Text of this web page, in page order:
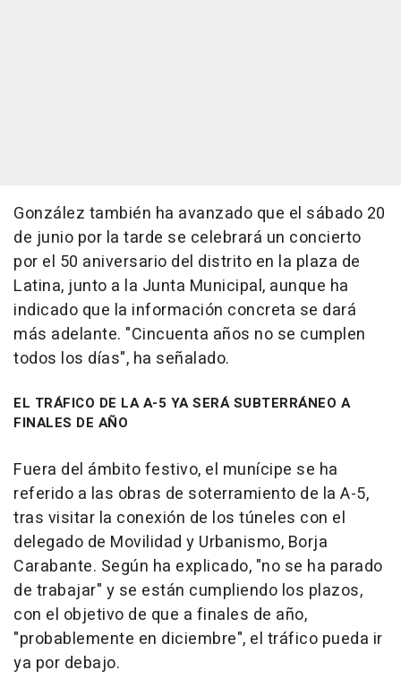
González también ha avanzado que el sábado 20
de junio por la tarde se celebrará un concierto
por el 50 aniversario del distrito en la plaza de
Latina, junto a la Junta Municipal, aunque ha
indicado que la información concreta se dará
más adelante. "Cincuenta años no se cumplen
todos los días", ha señalado.
EL TRÁFICO DE LA A-5 YA SERÁ SUBTERRÁNEO A
FINALES DE AÑO
Fuera del ámbito festivo, el munícipe se ha
referido a las obras de soterramiento de la A-5,
tras visitar la conexión de los túneles con el
delegado de Movilidad y Urbanismo, Borja
Carabante. Según ha explicado, "no se ha parado
de trabajar" y se están cumpliendo los plazos,
con el objetivo de que a finales de año,
"probablemente en diciembre", el tráfico pueda ir
ya por debajo.